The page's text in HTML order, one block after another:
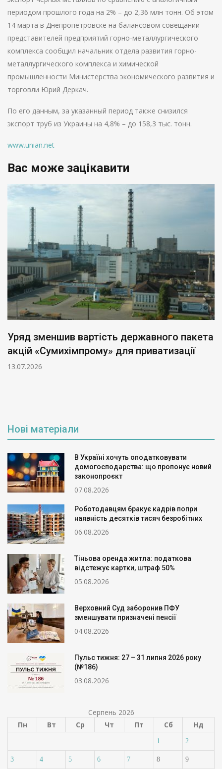
периодом прошлого года на 2% – до 2,36 млн тонн. Об этом
14 марта в Днепропетровске на балансовом совещании
представителей предприятий горно-металлургического
комплекса сообщил начальник отдела развития горно-
металлургического комплекса и химической
промышленности Министерства экономического развития и
торговли Юрий Деркач.
По его данным, за указанный период также снизился
экспорт труб из Украины на 4,8% – до 158,3 тыс. тонн.
www.unian.net
Вас може зацікавити
Уряд зменшив вартість державного пакета
акцій «Сумихімпрому» для приватизації
13.07.2026
Нові матеріали
В Україні хочуть оподатковувати
домогосподарства: що пропонує новий
законопроєкт
07.08.2026
Роботодавцям бракує кадрів попри
наявність десятків тисяч безробітних
06.08.2026
Тіньова оренда житла: податкова
відстежує картки, штраф 50%
05.08.2026
Верховний Суд заборонив ПФУ
зменшувати призначені пенсії
04.08.2026
Пульс тижня: 27 – 31 липня 2026 року
(№186)
03.08.2026
Серпень 2026
Пн
Вт Ср Чт Пт Сб Нд
1 2
3 4 5 6 7 8 9